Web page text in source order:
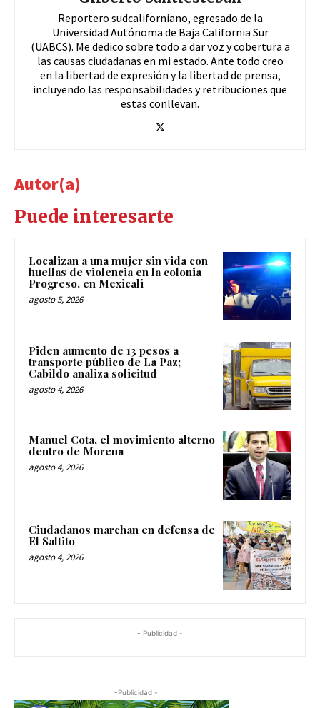
Reportero sudcaliforniano, egresado de la
Universidad Autónoma de Baja California Sur
(UABCS). Me dedico sobre todo a dar voz y cobertura a
las causas ciudadanas en mi estado. Ante todo creo
en la libertad de expresión y la libertad de prensa,
incluyendo las responsabilidades y retribuciones que
estas conllevan.
Autor(a)
Puede interesarte
Localizan a una mujer sin vida con
huellas de violencia en la colonia
Progreso, en Mexicali
agosto 5, 2026
Piden aumento de 13 pesos a
transporte público de La Paz;
Cabildo analiza solicitud
agosto 4, 2026
Manuel Cota, el movimiento alterno
dentro de Morena
agosto 4, 2026
Ciudadanos marchan en defensa de
El Saltito
agosto 4, 2026
- Publicidad -
-Publicidad -